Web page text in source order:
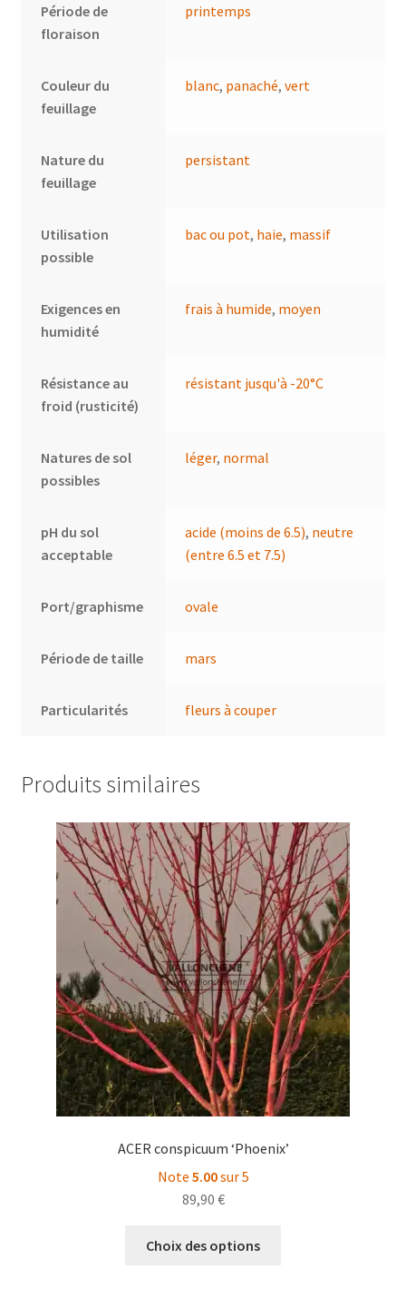
Période de
floraison
printemps
Couleur du
feuillage
blanc, panaché,vert
Nature du
feuillage
persistant
Utilisation
possible
bac ou pot, haie, massif
Exigences en
humidité
frais à humide, moyen
Résistance au
froid (rusticité)
résistant jusqu'à -20°C
Natures de sol
possibles
léger, normal
pH du sol
acceptable
acide (moins de 6.5), neutre
(entre 6.5 et 7.5)
Port/graphisme ovale
Période de taille mars
Particularités fleurs à couper
Produits similaires
ACER conspicuum ‘Phoenix’
Note 5.00sur 5
89,90 €
Choix des options